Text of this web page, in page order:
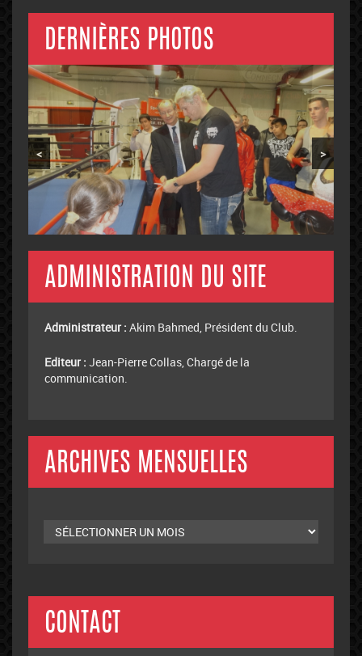
DERNIÈRES PHOTOS
< >
ADMINISTRATION DU SITE
Administrateur : Akim Bahmed, Président du Club.
Editeur : Jean-Pierre Collas, Chargé de la
communication.
ARCHIVES MENSUELLES
CONTACT